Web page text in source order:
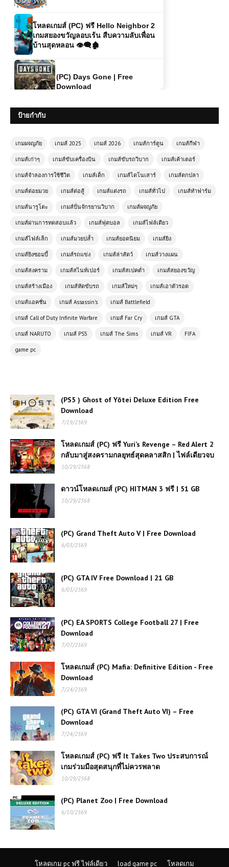
เกมสยองขวัญลอบเร้น สืบความลับเพื่อน
(PC) Days Gone | Free
โหลดเกมส์ (PC) ฟรี Cricket 26 - The
Official Game of the Ashes เกมคริก
เฉพาะ 🏏🔥
City เกมยิงแอ็กชันสุดมันส์ สวมบทตำรวจ
โหลดเกมส์ (PC) ฟรี Dave The Diver
เกมดำน้ำผจญภัยสุดเพลิน จับปลา ทำซูชิ
Edition Free Download
Download
(PC) Call of Duty Ghosts | Free
Download
(PC) Sniper Ghost Warrior
Contracts 2 | Free Download
โหลดเกมส์ (PC) ฟรี JUMP
FORCE ไฟล์เดียว
โหลดเกมส์ (PC) ฟรี Blood and Bacon
ยิงซอมบี้หมูสุดเพี้ยน ฮาโหดเลือดสาดสุด
(PC) Assassin’s Creed Shadows
Free Download
โหลดเกมส์ (PC) Assassin's Creed
Mirage | Free Download
โหลดเกมส์ StarRupture เล่นฟรี เกม
เอาชีวิตรอดสร้างฐานบนดาวเคราะห์สุด
โหลดเกมส์ (PC) ฟรี UMIGARI | ウミガ
リ เกมสยองขวัญเอาชีวิตรอดใต้ทะเลสุด
หลอนที่คุณต้องลอง
โหลดเกมส์ (PC) ฟรี MEDAL OF
HONOR WARFIGHTER | สงคราม
ทหาร | Free Download
โหลดเกมส์ (PC) ฟรี Carmageddon:
มันส์ เล่นฟรีครบทุกความเดือด 🚗💥
(PC) Jurassic World Evolution |
ป้ายกำกับ
เกมผจญภัย เกมส์ 2025 เกมส์ 2026 เกมส์การ์ตูน เกมส์กีฬา
เกมส์เก่าๆ เกมส์ขับเครื่องบิน เกมส์ขับรถวิบาก เกมส์เค้าเตอร์
เกมส์จำลองการใช้ชีวิต เกมส์เด็ก เกมส์ไดโนเสาร์ เกมส์ตกปลา
เกมส์ต่อยมวย เกมส์ต่อสู้ เกมส์แต่งรถ เกมส์ทั่วไป เกมส์ทำฟาร์ม
เกมส์นารูโตะ เกมส์ปั่นจักรยานวิบาก เกมส์ผจญภัย
เกมส์ผ่านการทดสอบแล้ว เกมส์ฟุตบอล เกมส์ไฟล์เดียว
เกมส์ไฟล์เล็ก เกมส์มวยปล้ำ เกมส์ยอดนิยม เกมส์ยิง
เกมส์ยิงซอมบี้ เกมส์รถแข่ง เกมส์ล่าสัตว์ เกมส์วางแผน
เกมส์สงคราม เกมส์สไนท์เปอร์ เกมส์สเปคต่ำ เกมส์สยองขวัญ
เกมส์สร้างเมือง เกมส์หัดขับรถ เกมส์ใหม่ๆ เกมส์เอาตัวรอด
เกมส์แอคชั่น เกมส์ Assassin's เกมส์ Battlefield
เกมส์ Call of Duty Infinite Warfare เกมส์ Far Cry เกมส์ GTA
เกมส์ NARUTO เกมส์ PS5 เกมส์ The Sims เกมส์ VR FIFA
game pc
(PS5 ) Ghost of Yōtei Deluxe Edition Free
Download
7/19/2569
โหลดเกมส์ (PC) ฟรี Yuri’s Revenge – Red Alert 2
กลับมาสู่สงครามกลยุทธ์สุดคลาสสิก | ไฟล์เดียวจบ
10/29/2568
ดาวน์โหลดเกมส์ (PC) HITMAN 3 ฟรี | 51 GB
10/29/2568
(PC) Grand Theft Auto V | Free Download
6/03/2569
(PC) GTA IV Free Download | 21 GB
6/03/2569
(PC) EA SPORTS College Football 27 | Free
Download
7/07/2569
โหลดเกมส์ (PC) Mafia: Definitive Edition - Free
Download
7/24/2569
(PC) GTA VI (Grand Theft Auto VI) – Free
Download
7/24/2569
โหลดเกมส์ (PC) ฟรี It Takes Two ประสบการณ์
เกมร่วมมือสุดสนุกที่ไม่ควรพลาด
10/29/2568
(PC) Planet Zoo | Free Download
6/10/2569
โหลดเกม pc ฟรี ไฟล์เดียว load game pc โหลดเกม